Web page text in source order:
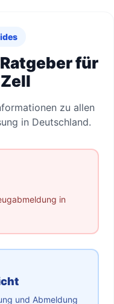
für
zu allen
in Deutschland.
in
und Abmeldung